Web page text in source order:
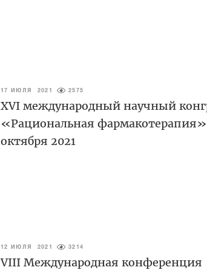
17 ИЮЛЯ 2021 2575
XVI международный научный
«Рациональная
октября 2021
12 ИЮЛЯ 2021 3214
VIII Международная конференция